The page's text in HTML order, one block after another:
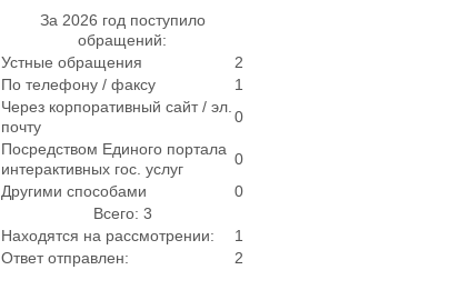
За 2026 год поступило
обращений:
Устные обращения
2
По телефону / факсу
1
Через корпоративный сайт / эл.
почту
0
Посредством Единого портала
интерактивных гос. услуг
0
Другими способами
0
Всего: 3
Находятся на рассмотрении:
1
Ответ отправлен:
2